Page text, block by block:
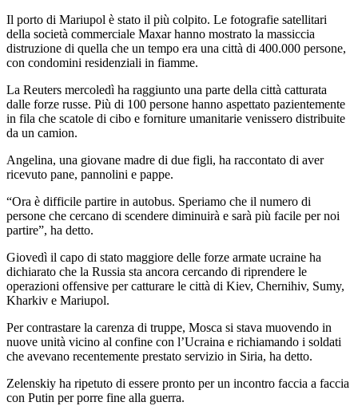
Il porto di Mariupol è stato il più colpito. Le fotografie satellitari
della società commerciale Maxar hanno mostrato la massiccia
distruzione di quella che un tempo era una città di 400.000 persone,
con condomini residenziali in fiamme.
La Reuters mercoledì ha raggiunto una parte della città catturata
dalle forze russe. Più di 100 persone hanno aspettato pazientemente
in fila che scatole di cibo e forniture umanitarie venissero distribuite
da un camion.
Angelina, una giovane madre di due figli, ha raccontato di aver
ricevuto pane, pannolini e pappe.
“Ora è difficile partire in autobus. Speriamo che il numero di
persone che cercano di scendere diminuirà e sarà più facile per noi
partire”, ha detto.
Giovedì il capo di stato maggiore delle forze armate ucraine ha
dichiarato che la Russia sta ancora cercando di riprendere le
operazioni offensive per catturare le città di Kiev, Chernihiv, Sumy,
Kharkiv e Mariupol.
Per contrastare la carenza di truppe, Mosca si stava muovendo in
nuove unità vicino al confine con l’Ucraina e richiamando i soldati
che avevano recentemente prestato servizio in Siria, ha detto.
Zelenskiy ha ripetuto di essere pronto per un incontro faccia a faccia
con Putin per porre fine alla guerra.